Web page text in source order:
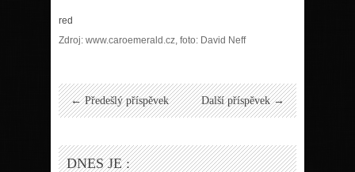
red
Zdroj: www.caroemerald.cz, foto: David Neff
← Předešlý příspěvek Další příspěvek →
DNES JE :